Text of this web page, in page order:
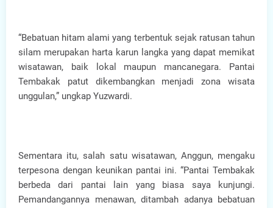
“Bebatuan hitam alami yang terbentuk sejak ratusan tahun
silam merupakan harta karun langka yang dapat memikat
wisatawan, baik lokal maupun mancanegara. Pantai
Tembakak patut dikembangkan menjadi zona wisata
unggulan,” ungkap Yuzwardi.
Sementara itu, salah satu wisatawan, Anggun, mengaku
terpesona dengan keunikan pantai ini. “Pantai Tembakak
berbeda dari pantai lain yang biasa saya kunjungi.
Pemandangannya menawan, ditambah adanya bebatuan